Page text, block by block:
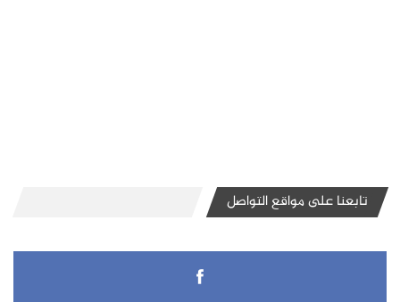
تابعنا على مواقع التواصل